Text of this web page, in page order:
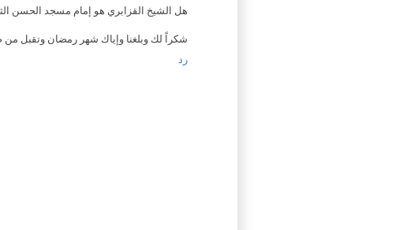
هل الشيخ القزابري هو إمام مسجد الحسن
شكراً لك وبلغنا وإياك شهر رمضان وتقبل من
رد